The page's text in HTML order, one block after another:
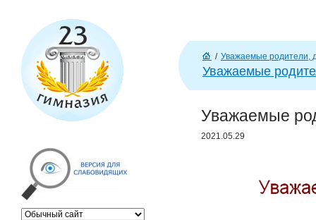
Г
л
н
/ Уважаемые родители,
Уважаемые
Уважаемые
2021.05.29